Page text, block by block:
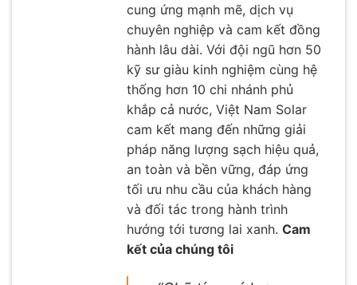
cung ứng mạnh mẽ, dịch vụ
chuyên nghiệp và cam kết đồng
hành lâu dài. Với đội ngũ hơn 50
kỹ sư giàu kinh nghiệm cùng hệ
thống hơn 10 chi nhánh phủ
khắp cả nước, Việt Nam Solar
cam kết mang đến những giải
pháp năng lượng sạch hiệu quả,
an toàn và bền vững, đáp ứng
tối ưu nhu cầu của khách hàng
và đối tác trong hành trình
hướng tới tương lai xanh. Cam
kết của chúng tôi